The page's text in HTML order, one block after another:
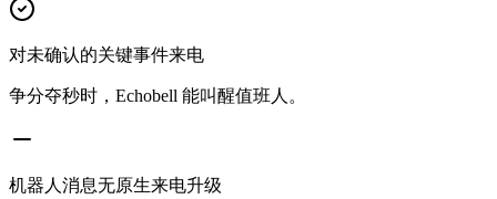
对未确认的关键事件来电
争分夺秒时，Echobell 能叫醒值班人。
机器人消息无原生来电升级